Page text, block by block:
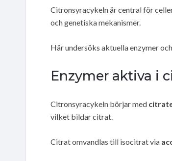
Citronsyracykeln är central för
och genetiska mekanismer.
Här undersöks aktuella enzymer
Enzymer aktiva i
Citronsyracykeln börjar med
vilket bildar citrat.
Citrat omvandlas till isocitrat via